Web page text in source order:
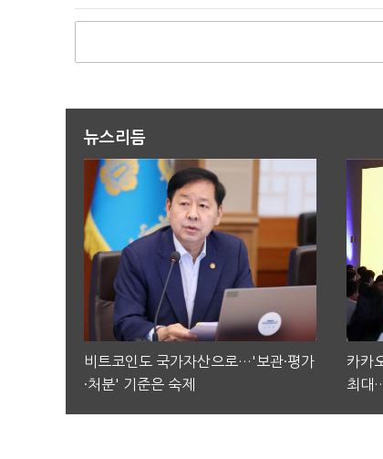
뉴스리듬
비트코인도 국가자산으로…'보관·평가
·처분' 기준은 숙제
카카
최대